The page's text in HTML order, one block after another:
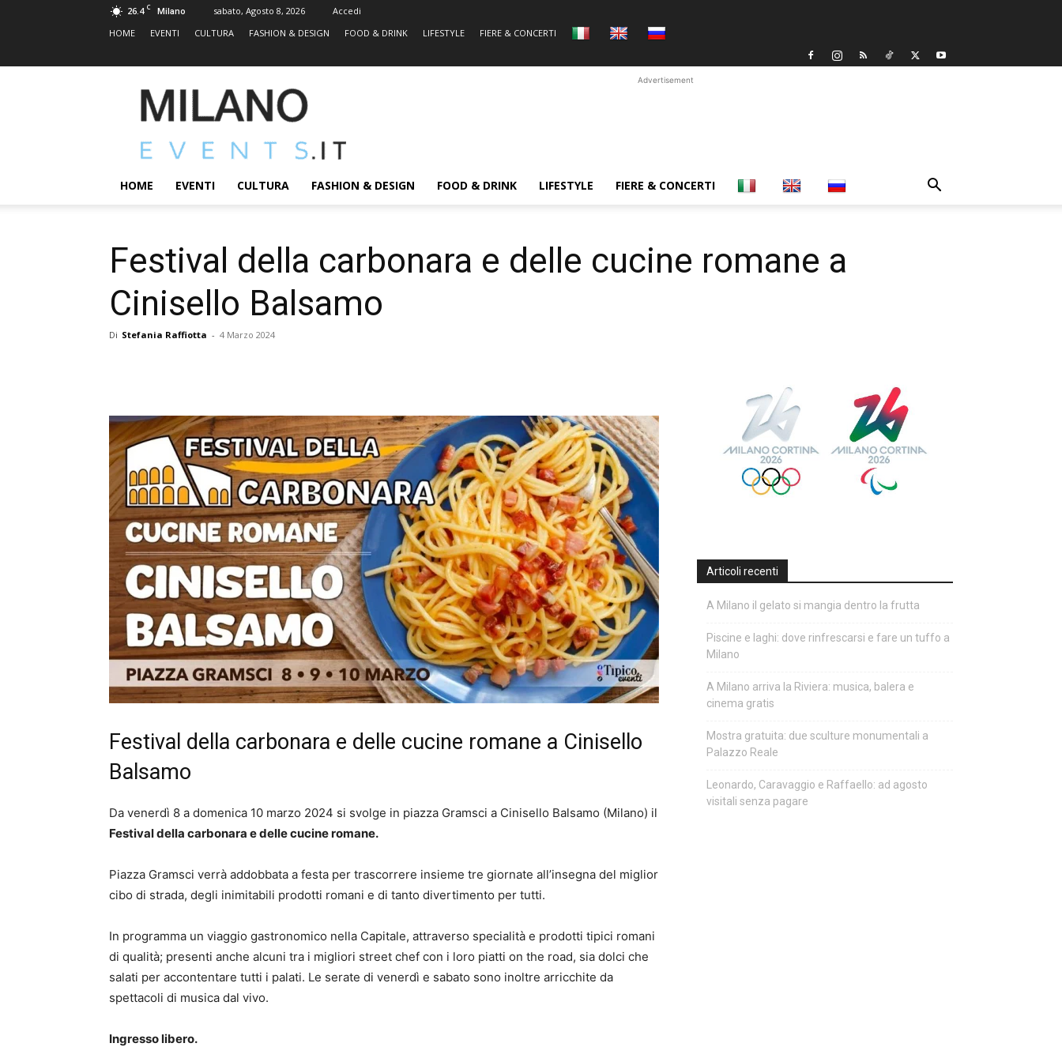
26.4 C Milano sabato, Agosto 8, 2026
Accedi
HOME
EVENTI CULTURA FASHION & DESIGN FOOD & DRINK LIFESTYLE FIERE & CONCERTI
MILANOEVENTS.IT
|
2.0
ed
Eventi
Advertisement
HOME EVENTI CULTURA FASHION & DESIGN FOOD & DRINK LIFESTYLE FIERE & CONCERTI
Festival della carbonara e delle cucine romane a
Cinisello Balsamo
Di Stefania Raffiotta - 4 Marzo 2024
Festival della carbonara e delle cucine romane a Cinisello
Balsamo
Da venerdì 8 a domenica 10 marzo 2024 si svolge in piazza Gramsci a Cinisello Balsamo (Milano) il
Festival della carbonara e delle cucine romane.
Piazza Gramsci verrà addobbata a festa per trascorrere insieme tre giornate all’insegna del miglior
cibo di strada, degli inimitabili prodotti romani e di tanto divertimento per tutti.
In programma un viaggio gastronomico nella Capitale, attraverso specialità e prodotti tipici romani
di qualità; presenti anche alcuni tra i migliori street chef con i loro piatti on the road, sia dolci che
salati per accontentare tutti i palati. Le serate di venerdì e sabato sono inoltre arricchite da
spettacoli di musica dal vivo.
Ingresso libero.
Articoli recenti
A Milano il gelato si mangia dentro la frutta
Piscine e laghi: dove rinfrescarsi e fare un tuffo a
Milano
A Milano arriva la Riviera: musica, balera e
cinema gratis
Mostra gratuita: due sculture monumentali a
Palazzo Reale
Leonardo, Caravaggio e Raffaello: ad agosto
visitali senza pagare